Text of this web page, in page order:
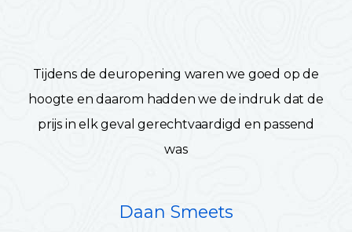
Tijdens de deuropening waren we goed op de
hoogte en daarom hadden we de indruk dat de
prijs in elk geval gerechtvaardigd en passend
was
Daan Smeets